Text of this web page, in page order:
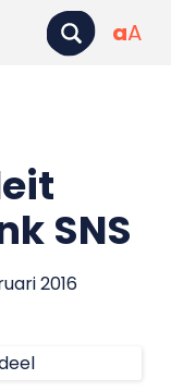
aA
SNS
2016